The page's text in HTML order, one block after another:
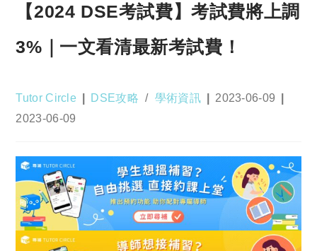
【2024 DSE考試費】考試費將上調
3%｜一文看清最新考試費！
Post
Tutor Circle
Post
DSE攻略 / 學術資訊
Post
2023-06-09
Post
2023-06-09